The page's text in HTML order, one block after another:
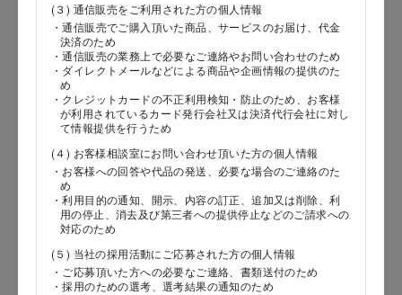
(３) 通信販売をご利用された方の個人情報
・通信販売でご購入頂いた商品、サービスのお届け、代金
決済のため
・通信販売の業務上で必要なご連絡やお問い合わせのため
・ダイレクトメールなどによる商品や企画情報の提供のた
め
・クレジットカードの不正利用検知・防止のため、お客様
が利用されているカード発行会社又は決済代行会社に対し
て情報提供を行うため
(４) お客様相談室にお問い合わせ頂いた方の個人情報
・お客様への回答や代品の発送、必要な場合のご連絡のた
め
・利用目的の通知、開示、内容の訂正、追加又は削除、利
用の停止、消去及び第三者への提供停止などのご請求への
対応のため
(５) 当社の採用活動にご応募された方の個人情報
・ご応募頂いた方への必要なご連絡、書類送付のため
・採用のための選考、選考結果の通知のため
電話番号
メールアドレス
郵便番号
都道府県